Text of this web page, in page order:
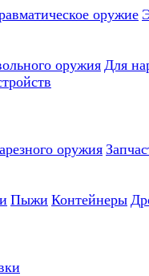
оружие
оружия Для
оружия
Пыжи Контейнеры